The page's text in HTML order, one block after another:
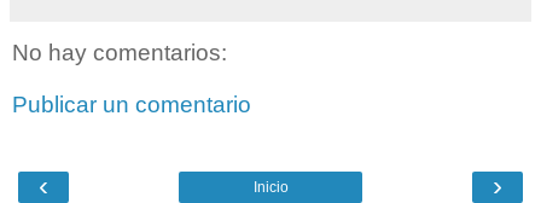
No hay comentarios:
Publicar un comentario
‹ ›
Inicio